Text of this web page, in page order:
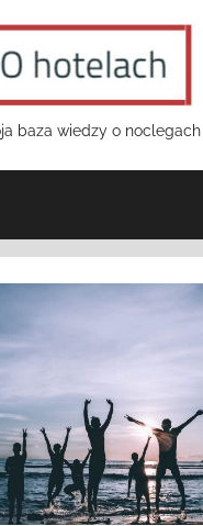
baza wiedzy o noclegach